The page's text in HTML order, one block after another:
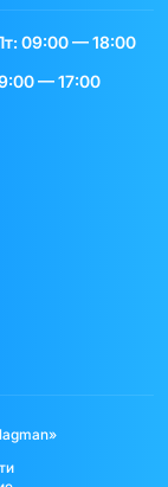
09:00 — 18:00
— 17:00